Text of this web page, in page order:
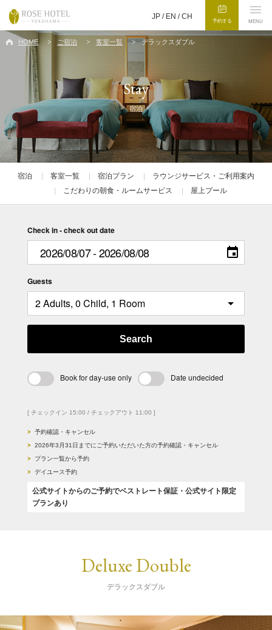
JP / EN /CH
予約する MENU
HOME ご宿泊 客室一覧 デラックスダブル
Stay
宿泊
宿泊 客室一覧 宿泊プラン
ラウンジサービス・ご利用案内
こだわりの朝食・ルームサービス
屋上プール
Check in - check out date
Guests
Search
Book for day-use only Date undecided
[ チェックイン 15:00 / チェックアウト 11:00 ]
予約確認・キャンセル
2026年3月31日までにご予約いただいた方の予約確認・キャンセル
プラン一覧から予約
デイユース予約
公式サイトからのご予約でベストレート保証・公式サイト限定
プランあり
Deluxe Double
デラックスダブル